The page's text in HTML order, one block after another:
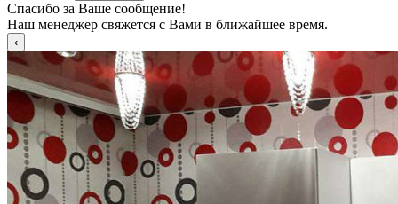
Спасибо за Ваше сообщение!
Наш менеджер свяжется с Вами в ближайшее время.